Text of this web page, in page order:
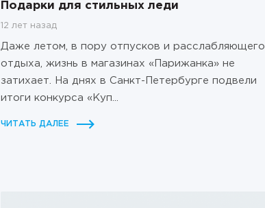
Подарки для стильных леди
12 лет назад
Даже летом, в пору отпусков и расслабляющего
отдыха, жизнь в магазинах «Парижанка» не
затихает. На днях в Санкт-Петербурге подвели
итоги конкурса «Куп...
ЧИТАТЬ ДАЛЕЕ